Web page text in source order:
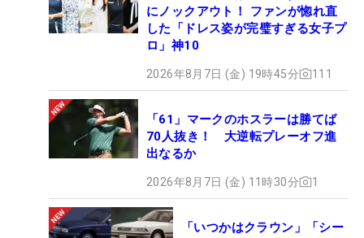
にノックアウト！ ファンが惚れ直
した「ドレス姿が完璧すぎる女子プ
ロ」神10
2026年8月7日 (金) 19時45分 111
「61」マークのホスラーは勝てば
70人抜き！ 大逆転プレーオフ進
出なるか
2026年8月7日 (金) 11時30分 1
「いつかはクラウン」「シー